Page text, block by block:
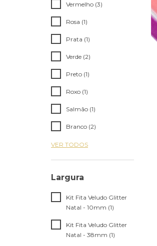
Vermelho (3)
Rosa (1)
Prata (1)
Verde (2)
Preto (1)
Roxo (1)
Salmão (1)
Branco (2)
VER TODOS
Largura
Kit Fita Veludo Glitter
Natal - 10mm (1)
Kit Fita Veludo Glitter
Natal - 38mm (1)